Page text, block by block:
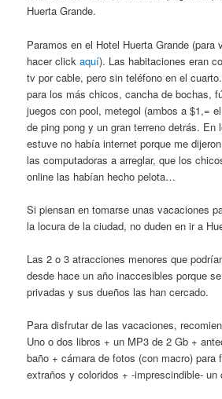
Huerta Grande.
Paramos en el Hotel Huerta Grande (para
hacer clickaquí). Las habitaciones eran
tv por cable, pero sin teléfono en el
para los más chicos, cancha de bochas,
juegos con pool, metegol (ambos a $1,=
de ping pong y un gran terreno detrás. En
estuve no había internet porque me
las computadoras a arreglar, que los
online las habían hecho pelota…
Si piensan en tomarse unas vacaciones
la locura de la ciudad, no duden en ir a
Las 2 o 3 atracciones menores que
desde hace un año inaccesibles porque
privadas y sus dueños las han cercado.
Para disfrutar de las vacaciones,
Uno o dos libros + un MP3 de 2 Gb +
baño + cámara de fotos (con macro) para
extraños y coloridos + -imprescindible- un